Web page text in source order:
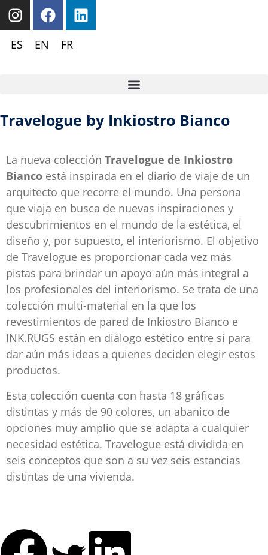
ES EN FR
Travelogue by Inkiostro Bianco
La nueva colección Travelogue de Inkiostro
Bianco está inspirada en el diario de viaje de un
arquitecto que recorre el mundo. Una persona
que viaja en busca de nuevas inspiraciones y
descubrimientos en el mundo de la estética, el
diseño y, por supuesto, el interiorismo. El objetivo
de Travelogue es proporcionar cada vez más
pistas para brindar un apoyo aún más integral a
los profesionales del interiorismo. Se trata de una
colección multi-material en la que los
revestimientos de pared de Inkiostro Bianco e
INK.RUGS están en diálogo estético entre sí para
dar aún más ideas a quienes deciden elegir estos
productos.
Esta colección cuenta con hasta 18 gráficas
distintas y más de 90 colores, un abanico de
opciones muy amplio que se adapta a cualquier
necesidad estética. Travelogue está dividida en
seis conceptos que son a su vez seis estancias
distintas de una vivienda.